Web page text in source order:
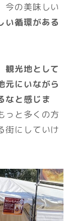
今の美味しい
い循環がある
観光地として
元にいながら
なと感じま
っと多くの方
街にしていけ